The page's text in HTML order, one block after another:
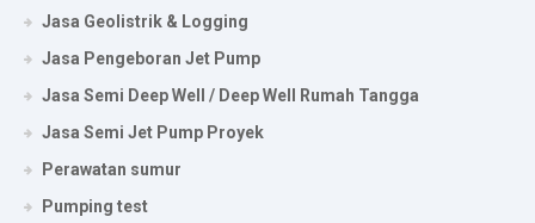
Jasa Geolistrik & Logging
Jasa Pengeboran Jet Pump
Jasa Semi Deep Well / Deep Well Rumah Tangga
Jasa Semi Jet Pump Proyek
Perawatan sumur
Pumping test